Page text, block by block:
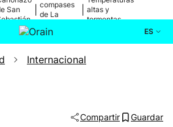
San
compases
de La
altas y
tormentas
ES
Actualidad
Internacional
Compartir Guardar